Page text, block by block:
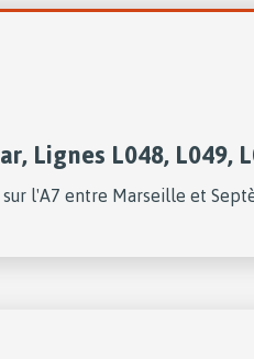
Lignes L048, L049,
l'A7 entre Marseille et